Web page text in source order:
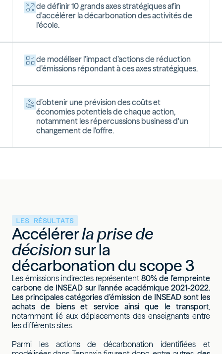
de définir 10 grands axes stratégiques afin
d'accélérer la décarbonationdes activités de
l’école.
de modéliser l’impact d’actions de réduction
d’émissions répondant à ces axes stratégiques.
d’obtenir une prévision des coûts et
économies potentiels de chaque action,
notamment les répercussions business d'un
changement de l'offre.
LES RÉSULTATS
Accélérerla prise de
décisionsur la
décarbonation du scope 3
Les émissions indirectes représentent 80% de l’empreinte
carbone de INSEAD sur l’année académique 2021-2022.
Les principales catégories d’émission de INSEAD sont les
achats de biens et service ainsi que le transport,
notamment lié aux déplacements des enseignants entre
les différents sites.
Parmi les actions de décarbonation identifiées et